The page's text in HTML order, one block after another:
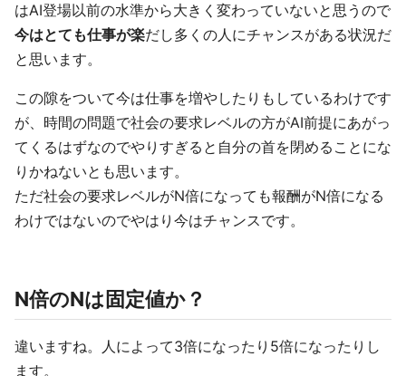
はAI登場以前の水準から大きく変わっていないと思うので
今はとても仕事が楽だし多くの人にチャンスがある状況だ
と思います。
この隙をついて今は仕事を増やしたりもしているわけです
が、時間の問題で社会の要求レベルの方がAI前提にあがっ
てくるはずなのでやりすぎると自分の首を閉めることにな
りかねないとも思います。
ただ社会の要求レベルがN倍になっても報酬がN倍になる
わけではないのでやはり今はチャンスです。
N倍のNは固定値か？
違いますね。人によって3倍になったり5倍になったりし
ます。